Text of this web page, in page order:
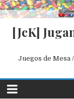
[JcK]
Juegos de Mesa